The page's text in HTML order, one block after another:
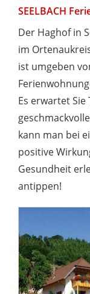
SEELBACH
Der Haghof in
im
ist umgeben
Es erwartet
kann man bei
positive
Gesundheit
antippen!